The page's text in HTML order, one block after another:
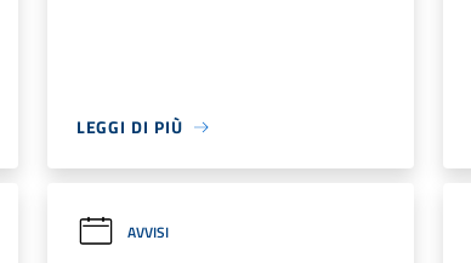
LEGGI DI PIÙ
AVVISI